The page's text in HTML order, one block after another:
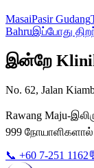
MasaiPasir Gudang
Bahruஇப்போது
இன்றே
No. 62, Jalan
Rawang Maju-
999
📞 +60 7-251 1162